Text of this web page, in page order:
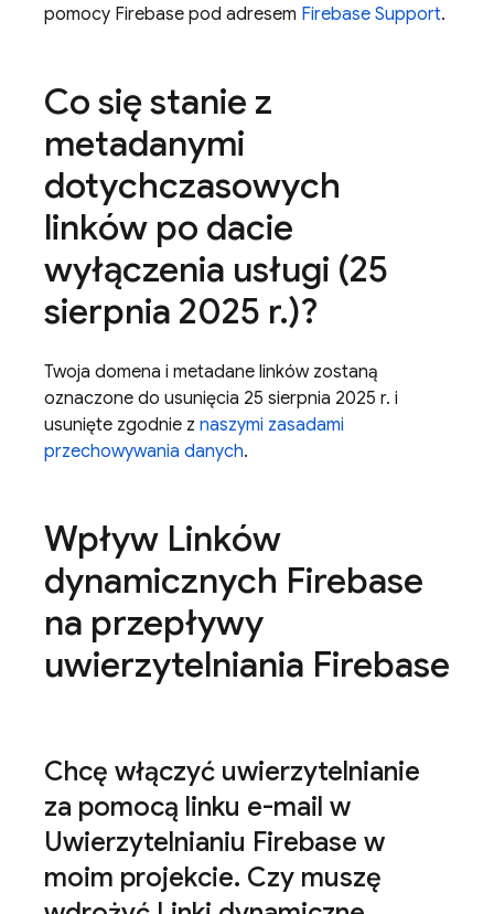
pomocy Firebase pod adresem Firebase Support.
Co się stanie z
metadanymi
dotychczasowych
linków po dacie
wyłączenia usługi (25
sierpnia 2025 r.)?
Twoja domena i metadane linków zostaną
oznaczone do usunięcia 25 sierpnia 2025 r. i
usunięte zgodnie z naszymi zasadami
przechowywania danych.
Wpływ Linków
dynamicznych Firebase
na przepływy
uwierzytelniania Firebase
Chcę włączyć uwierzytelnianie
za pomocą linku e-mail w
Uwierzytelnianiu Firebase w
moim projekcie. Czy muszę